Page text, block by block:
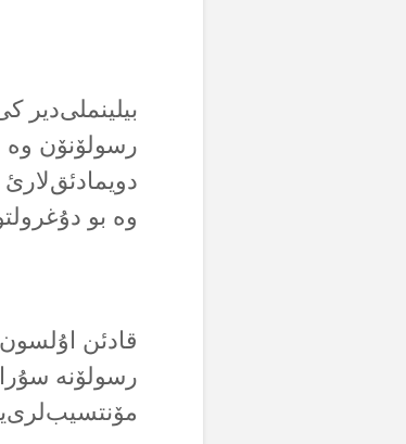
بیلینملی‌دیر
رسولۆنۆن وە
وە بو
قادئن
رسولۆنە